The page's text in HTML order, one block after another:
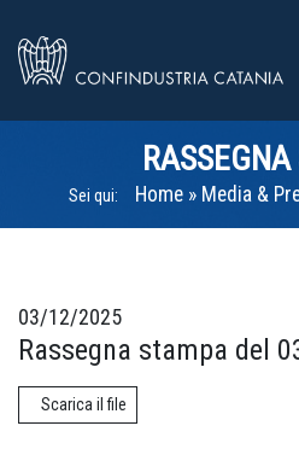
Sei qui: Home» Media &
03/12/2025
Rassegna stampa del
Scarica il file